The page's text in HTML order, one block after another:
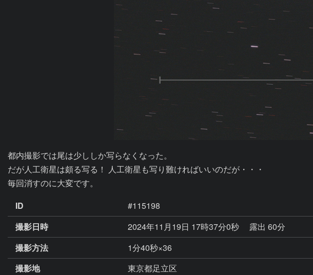
都内撮影では尾は少ししか写らなくなった。
だが人工衛星は頗る写る！ 人工衛星も写り難ければいいのだが・・・
毎回消すのに大変です。
ID
#115198
撮影日時
2024年11月19日 17時37分0秒
露出 60分
撮影方法
1分40秒×36
撮影地
東京都足立区